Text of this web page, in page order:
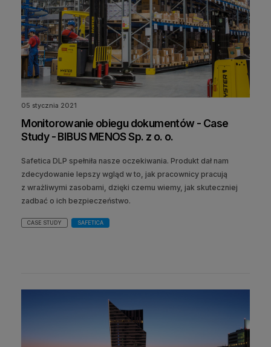
05 stycznia 2021
Monitorowanie obiegu dokumentów - Case
Study - BIBUS MENOS Sp. z o. o.
Safetica DLP spełniła nasze oczekiwania. Produkt dał nam
zdecydowanie lepszy wgląd w to, jak pracownicy pracują
z wrażliwymi zasobami, dzięki czemu wiemy, jak skuteczniej
zadbać o ich bezpieczeństwo.
CASE STUDY SAFETICA